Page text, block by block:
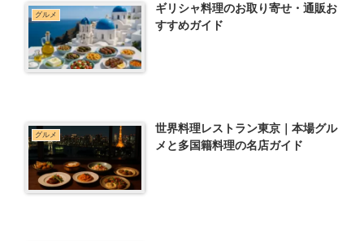
グルメ
ギリシャ料理のお取り寄せ・通販お
すすめガイド
グルメ
世界料理レストラン東京｜本場グル
メと多国籍料理の名店ガイド